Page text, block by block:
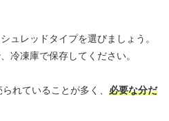
ュレッドタイプを選びましょう。
冷凍庫で保存してください。
れていることが多く、 必要な分だ